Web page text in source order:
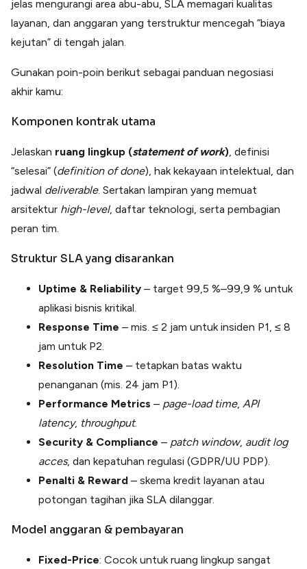
jelas mengurangi area abu-abu, SLA memagari kualitas
layanan, dan anggaran yang terstruktur mencegah “biaya
kejutan” di tengah jalan.
Gunakan poin-poin berikut sebagai panduan negosiasi
akhir kamu:
Komponen kontrak utama
Jelaskan ruang lingkup (statement of work), definisi
“selesai” (definition of done), hak kekayaan intelektual, dan
jadwal deliverable. Sertakan lampiran yang memuat
arsitektur high-level, daftar teknologi, serta pembagian
peran tim.
Struktur SLA yang disarankan
Uptime & Reliability – target 99,5 %–99,9 % untuk
aplikasi bisnis kritikal.
Response Time – mis. ≤ 2 jam untuk insiden P1, ≤ 8
jam untuk P2.
Resolution Time – tetapkan batas waktu
penanganan (mis. 24 jam P1).
Performance Metrics – page-load time, API
latency, throughput.
Security & Compliance – patch window, audit log
acces, dan kepatuhan regulasi (GDPR/UU PDP).
Penalti & Reward – skema kredit layanan atau
potongan tagihan jika SLA dilanggar.
Model anggaran & pembayaran
Fixed-Price: Cocok untuk ruang lingkup sangat